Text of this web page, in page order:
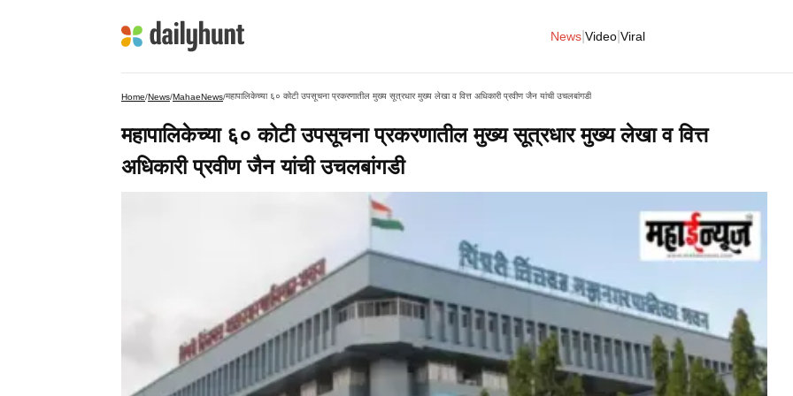
News Video Viral
Home/News/MahaeNews/महापालिकेच्या ६० कोटी उपसूचना प्रकरणातील मुख्य सूत्रधार मुख्य लेखा व वित्त अधिकारी प्रवीण जैन यांची उचलबांगडी
महापालिकेच्या ६० कोटी उपसूचना प्रकरणातील मुख्य सूत्रधार मुख्य लेखा व वित्त
अधिकारी प्रवीण जैन यांची उचलबांगडी